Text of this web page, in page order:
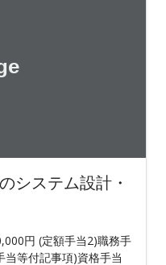
システム設計・
円 (定額手当2)職務手
等付記事項)資格手当